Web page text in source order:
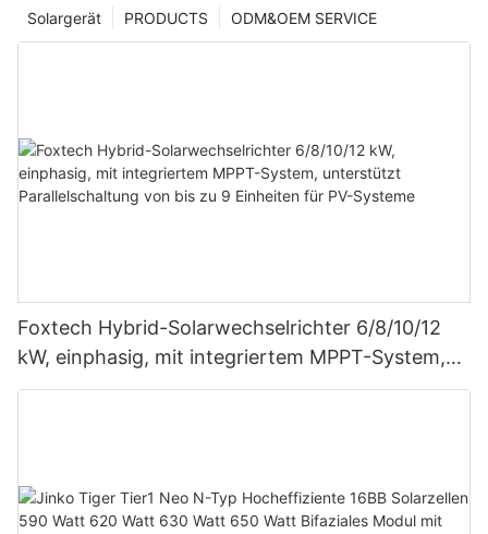
ODM&OEM SERVICE
PRODUCTS
Solargerät
Foxtech Hybrid-Solarwechselrichter 6/8/10/12
kW, einphasig, mit integriertem MPPT-System,
unterstützt Parallelschaltung von bis zu 9